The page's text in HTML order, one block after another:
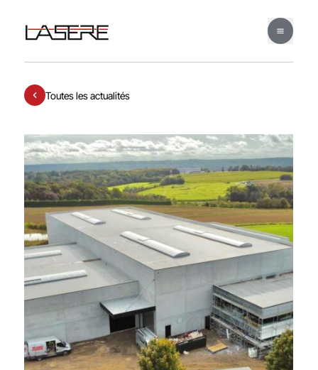
Toutes les actualités